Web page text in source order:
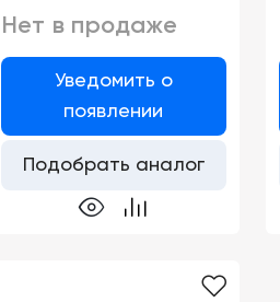
Нет в продаже
Уведомить о
появлении
Подобрать аналог